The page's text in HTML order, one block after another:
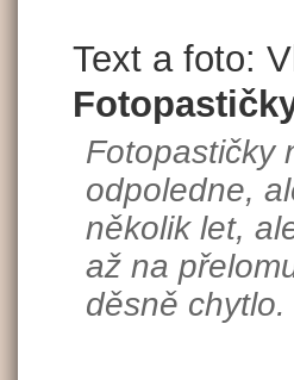
Text a foto:
Fotopastičky
odpoledne,
několik let,
až na
děsně chytlo.